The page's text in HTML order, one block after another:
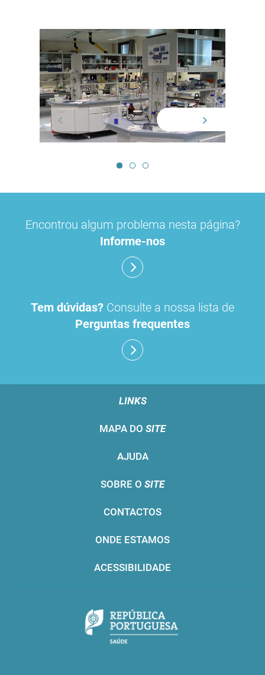
Encontrou algum problema nesta página?
Informe-nos
Tem dúvidas? Consulte a nossa lista de
Perguntas frequentes
LINKS
MAPA DO SITE
AJUDA
SOBRE O SITE
CONTACTOS
ONDE ESTAMOS
ACESSIBILIDADE